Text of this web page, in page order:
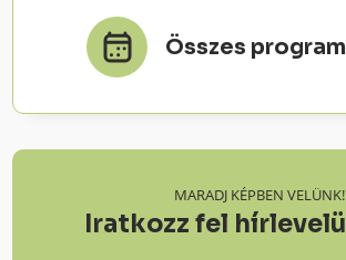
Összes
MARADJ KÉPBEN VELÜNK!
Iratkozz fel